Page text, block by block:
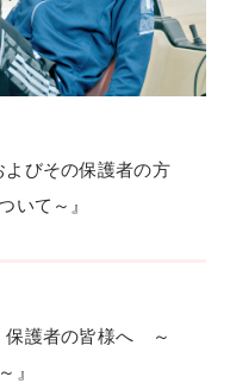
よびその保護者の方
いて～』
保護者の皆様へ ～
』